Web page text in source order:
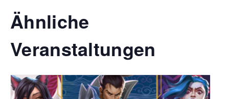
Ähnliche
Veranstaltungen